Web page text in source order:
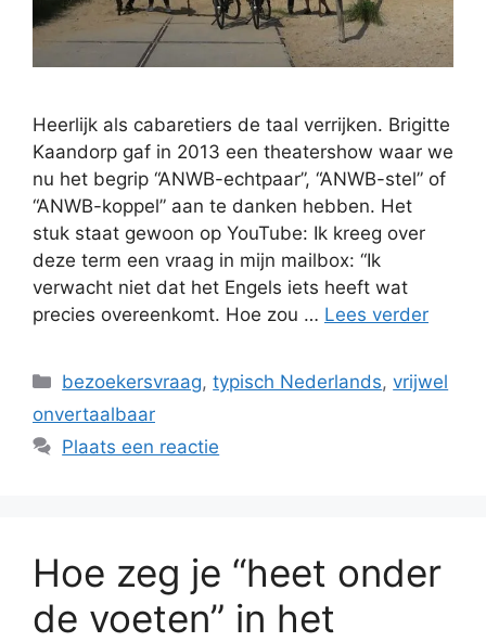
Heerlijk als cabaretiers de taal verrijken. Brigitte
Kaandorp gaf in 2013 een theatershow waar we
nu het begrip “ANWB-echtpaar”, “ANWB-stel” of
“ANWB-koppel” aan te danken hebben. Het
stuk staat gewoon op YouTube: Ik kreeg over
deze term een vraag in mijn mailbox: “Ik
verwacht niet dat het Engels iets heeft wat
precies overeenkomt. Hoe zou … Lees verder
Categorieën
bezoekersvraag,typisch Nederlands,vrijwel
onvertaalbaar
Plaats een reactie
Hoe zeg je “heet onder
de voeten” in het